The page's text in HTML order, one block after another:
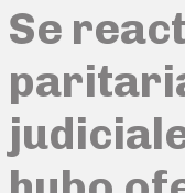
Se